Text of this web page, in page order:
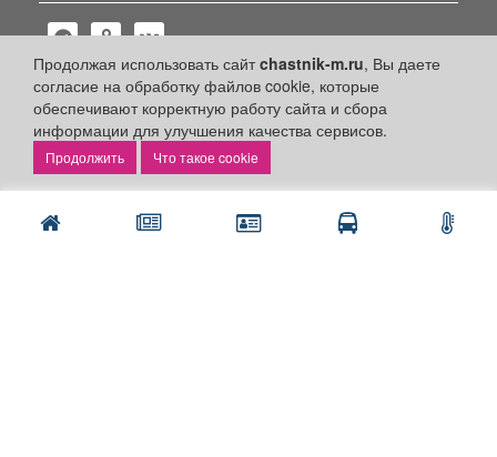
Продолжая использовать сайтchastnik-m.ru, Вы даете
согласие на обработку файлов cookie, которые
обеспечивают корректную работу сайта и сбора
информации для улучшения качества сервисов.
Что такое cookie
Политика конфиденциальности
Публикации с пометкой «Реклама», «На правах рекламы»,
«Партнёрский проект» оплачены рекламодателем.
Редакция сайта не несет ответственности за достоверность
информации, содержащейся в рекламных материалах и